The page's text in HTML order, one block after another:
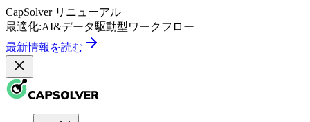
CapSolver リニューアル
最適化:AI&データ駆動型ワークフロー
最新情報を読む